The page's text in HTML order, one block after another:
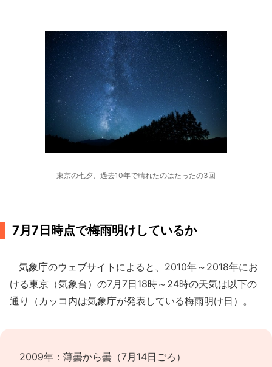
東京の七夕、過去10年で晴れたのはたったの3回
7月7日時点で梅雨明けしているか
気象庁のウェブサイトによると、2010年～2018年にお
ける東京（気象台）の7月7日18時～24時の天気は以下の
通り（カッコ内は気象庁が発表している梅雨明け日）。
2009年：薄曇から曇（7月14日ごろ）